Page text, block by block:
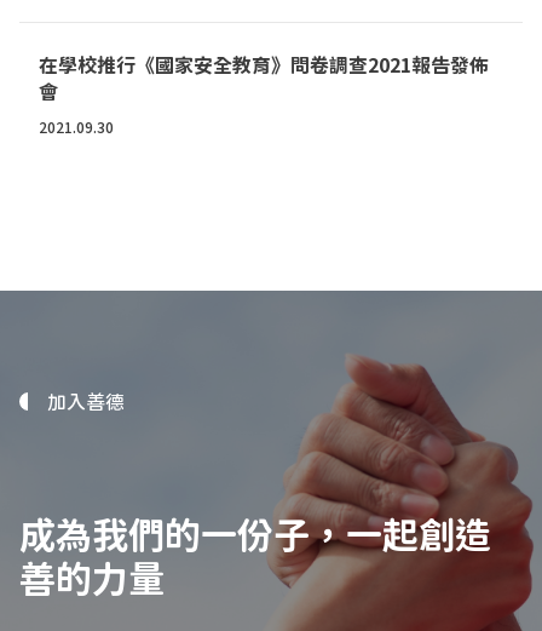
在學校推行《國家安全教育》問卷調查2021報告發佈
會
2021.09.30
加入善德
成為我們的一份子，一起創造
善的力量